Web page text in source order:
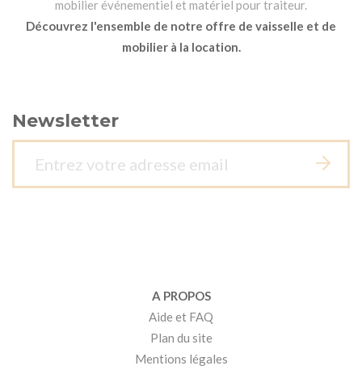
mobilier événementiel et matériel pour traiteur.
Découvrez l'ensemble de notre offre de vaisselle et de
mobilier à la location.
Newsletter
A PROPOS
Aide et FAQ
Plan du site
Mentions légales